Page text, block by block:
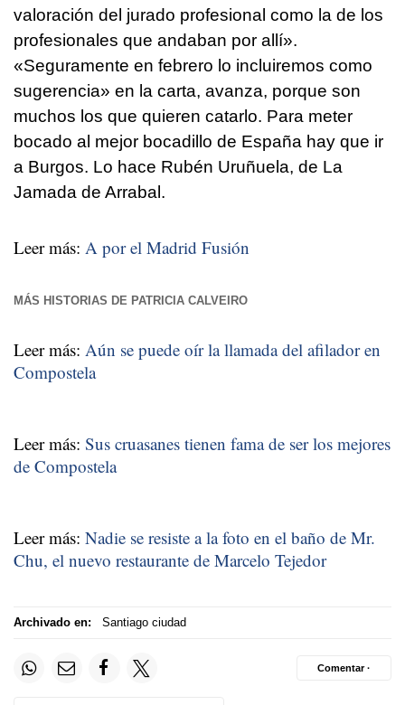
valoración del jurado profesional como la de los
profesionales que andaban por allí».
«Seguramente en febrero lo incluiremos como
sugerencia» en la carta, avanza, porque son
muchos los que quieren catarlo. Para meter
bocado al mejor bocadillo de España hay que ir
a Burgos. Lo hace Rubén Uruñuela, de La
Jamada de Arrabal.
Leer más: A por el Madrid Fusión
MÁS HISTORIAS DE PATRICIA CALVEIRO
Leer más: Aún se puede oír la llamada del afilador en
Compostela
Leer más: Sus cruasanes tienen fama de ser los mejores
de Compostela
Leer más: Nadie se resiste a la foto en el baño de Mr.
Chu, el nuevo restaurante de Marcelo Tejedor
Archivado en: Santiago ciudad
Comentar ·